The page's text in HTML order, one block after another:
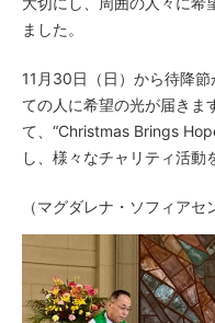
ました。
11月30日（日）から待降
ての人に希望の光が届きま
て、“Christmas Brings
し、様々なチャリティ活動
（マグダレナ・ソフィアセ